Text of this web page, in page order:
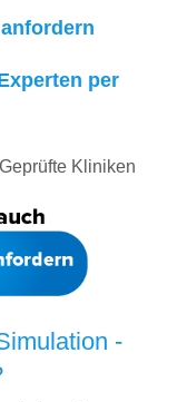
per
Kliniken
-